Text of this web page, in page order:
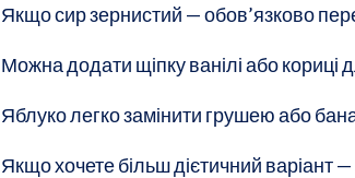
Якщо сир зернистий — обов’язково
Можна додати щіпку ванілі або кориці
Яблуко легко замінити грушею або
Якщо хочете більш дієтичний варіант